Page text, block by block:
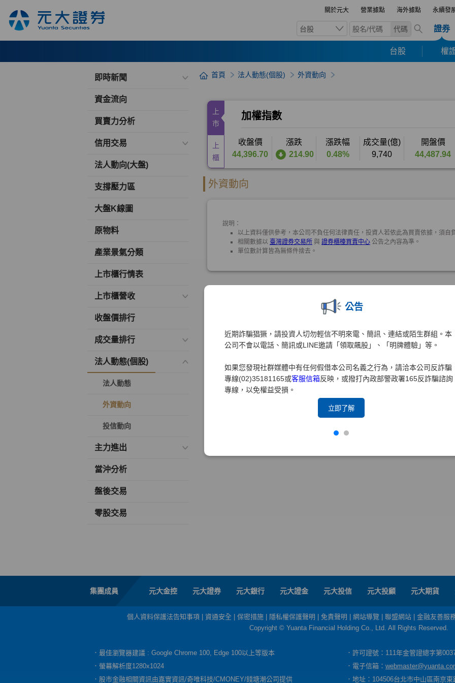
關於元大 營業據點 海外據點 永續發
台股 代碼 證券
台股 權
公告
近期詐騙猖獗，請投資人切勿輕信不明來電、簡訊、連結或陌生群組。本
公司不會以電話、簡訊或LINE邀請「領取飆股」、「明牌體驗」等。
如果您發現社群媒體中有任何假借本公司名義之行為，請洽本公司反詐騙
專線(02)35181165或客服信箱反映，或撥打內政部警政署165反詐騙諮詢
專線，以免權益受損。
立即了解
即時新聞
資金流向
買賣力分析
信用交易
法人動向(大盤)
支撐壓力區
大盤K線圖
原物料
產業景氣分類
上市櫃行情表
上市櫃營收
收盤價排行
成交量排行
法人動態(個股)
法人動態
外資動向
投信動向
主力進出
當沖分析
盤後交易
零股交易
首頁 法人動態(個股) 外資動向
集團成員 元大金控 元大證券 元大銀行 元大證金 元大投信 元大投顧 元大期貨
個人資料保護法告知事項 資通安全 保密措施 隱私權保護聲明 免責聲明 網站導覽 聯盟網站
金融友善服
Copyright © Yuanta Financial Holding Co., Ltd. All Rights Reserved.
．最佳瀏覽器建議 : Google Chrome 100, Edge 100以上等版本
．許可證號：111年金管證總字第
．螢幕解析度1280x1024
．電子信箱：
．股市金融相關資訊由嘉實資訊/奇唯科技/CMONEY/錢塘潮公司提供
．地址：104506台北市中山區南京